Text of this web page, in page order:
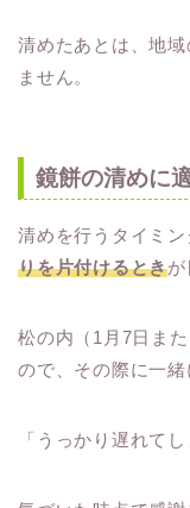
清めたあとは、地
ません。
鏡餅の清めに
清めを行うタイミ
りを片付けるときが
松の内（1月7日ま
ので、その際に一緒
「うっかり遅れて